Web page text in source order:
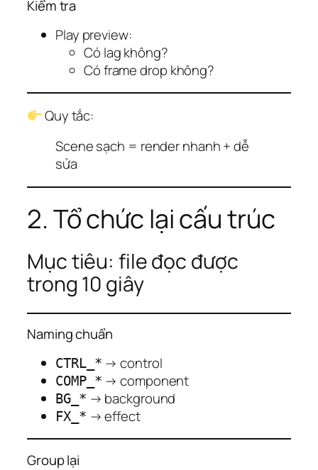
Kiểm tra
Play preview:
Có lag không?
Có frame drop không?
Quy tắc:
Scene sạch = render nhanh + dễ
sửa
2. Tổ chức lại cấu trúc
Mục tiêu: file đọc được
trong 10 giây
Naming chuẩn
CTRL_* → control
COMP_* → component
BG_* → background
FX_* → effect
Group lại